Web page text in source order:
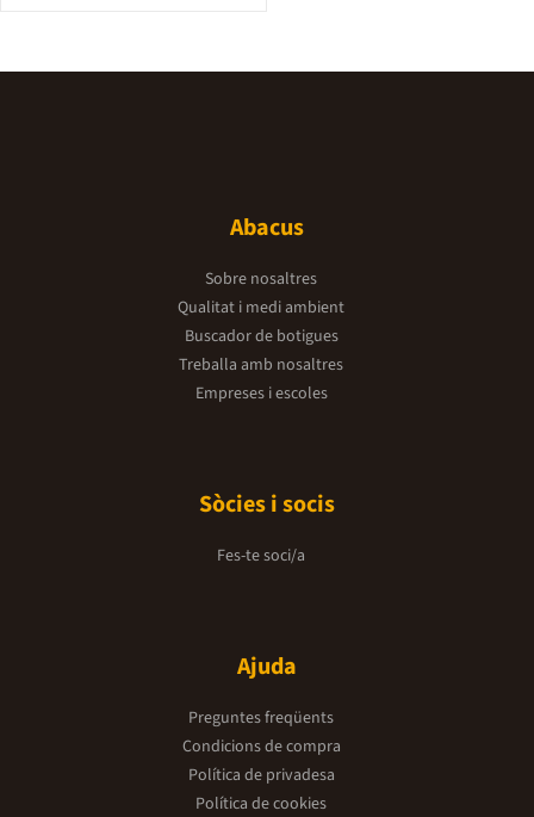
Abacus
Sobre nosaltres
Qualitat i medi ambient
Buscador de botigues
Treballa amb nosaltres
Empreses i escoles
Sòcies i socis
Fes-te soci/a
Ajuda
Preguntes freqüents
Condicions de compra
Política de privadesa
Política de cookies